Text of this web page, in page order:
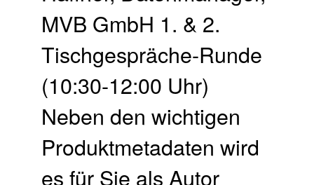
MVB GmbH 1. & 2.
Tischgespräche-Runde
(10:30-12:00 Uhr)
Neben den wichtigen
Produktmetadaten wird
es für Sie als Autor